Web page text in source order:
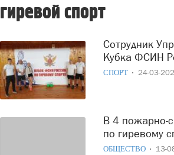
гиревой спорт
Сотрудник Управления ФСИН Югры стал победителем VI
Кубка ФСИН
СПОРТ 24-03-
В 4 пожарно-спасательном отряде прошли соревнования
по гиревому
ОБЩЕСТВО 13-